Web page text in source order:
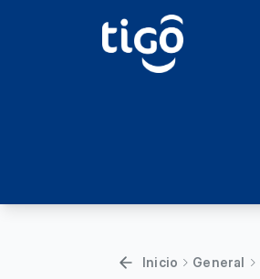
Inicio General